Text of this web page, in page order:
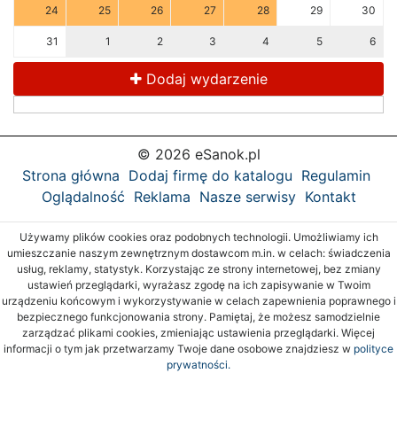
24 25 26 27 28 29 30
31 1 2 3 4 5 6
Dodaj wydarzenie
© 2026 eSanok.pl
Strona główna Dodaj firmę do katalogu Regulamin
Oglądalność Reklama Nasze serwisy Kontakt
Używamy plików cookies oraz podobnych technologii. Umożliwiamy ich
umieszczanie naszym zewnętrznym dostawcom m.in. w celach: świadczenia
usług, reklamy, statystyk. Korzystając ze strony internetowej, bez zmiany
ustawień przeglądarki, wyrażasz zgodę na ich zapisywanie w Twoim
urządzeniu końcowym i wykorzystywanie w celach zapewnienia poprawnego i
bezpiecznego funkcjonowania strony. Pamiętaj, że możesz samodzielnie
zarządzać plikami cookies, zmieniając ustawienia przeglądarki. Więcej
informacji o tym jak przetwarzamy Twoje dane osobowe znajdziesz w polityce
prywatności.